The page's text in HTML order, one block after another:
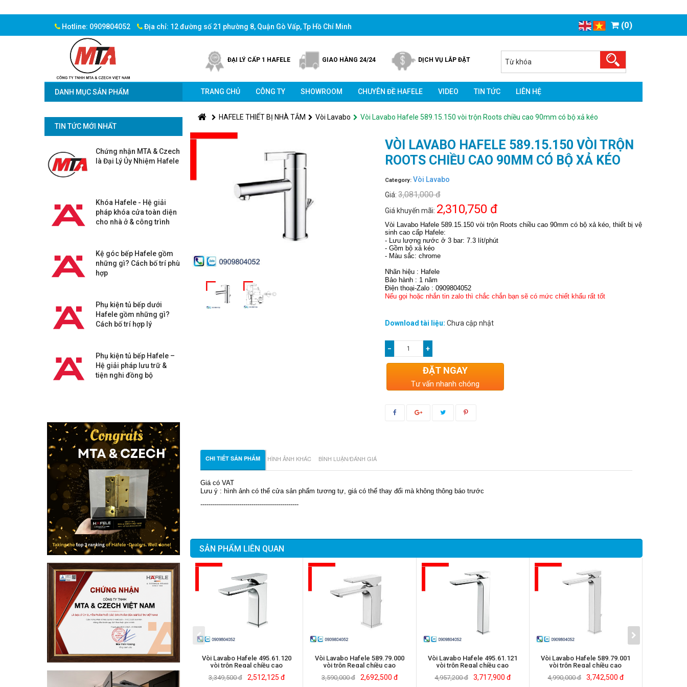
Hotline: 0909804052 Địa chỉ: 12 đường số 21 phường 8, Quận Gò Vấp, Tp Hồ Chí Minh (0)
ĐẠI LÝ CẤP 1 HAFELE GIAO HÀNG 24/24 DỊCH VỤ LẮP ĐẶT
TRANG CHỦ CÔNG TY SHOWROOM CHUYÊN ĐỀ HAFELE VIDEO TIN TỨC LIÊN HỆ
DANH MỤC SẢN PHẨM
TIN TỨC MỚI NHẤT
Chứng nhận MTA & Czech
là Đại Lý Ủy Nhiệm Hafele
Khóa Hafele - Hệ giải
pháp khóa cửa toàn diện
cho nhà ở & công trình
Kệ góc bếp Hafele gồm
những gì? Cách bố trí phù
hợp
Phụ kiện tủ bếp dưới
Hafele gồm những gì?
Cách bố trí hợp lý
Phụ kiện tủ bếp Hafele –
Hệ giải pháp lưu trữ &
tiện nghi đồng bộ
HAFELE THIẾT BỊ NHÀ TẮM Vòi Lavabo Vòi Lavabo Hafele 589.15.150 vòi trộn Roots chiều cao 90mm có bộ xả kéo
VÒI LAVABO HAFELE 589.15.150 VÒI TRỘN
ROOTS CHIỀU CAO 90MM CÓ BỘ XẢ KÉO
Category: Vòi Lavabo
Giá:3,081,000 đ
Giá khuyến mãi: 2,310,750 đ
Vòi Lavabo Hafele 589.15.150 vòi trộn Roots chiều cao 90mm có bộ xả kéo, thiết bị vệ
sinh cao cấp Hafele:
- Lưu lượng nước ở 3 bar: 7.3 lít/phút
- Gồm bộ xả kéo
- Màu sắc: chrome
Nhãn hiệu : Hafele
Bảo hành : 1 năm
Điện thoại-Zalo : 0909804052
Nếu gọi hoặc nhắn tin zalo thì chắc chắn bạn sẽ có mức chiết khấu rất tốt
Download tài liệu: Chưa cập nhật
− +
ĐẶT NGAY
Tư vấn nhanh chóng
CHI TIẾT SẢN PHẨM HÌNH ẢNH KHÁC BÌNH LUẬN/ĐÁNH GIÁ
Giá có VAT
Lưu ý : hình ảnh có thể cửa sản phẩm tương tự, giá có thể thay đổi mà không thông báo trước
------------------------------------------------
SẢN PHẨM LIÊN QUAN
Vòi Lavabo Hafele 495.61.120
vòi trộn Regal chiều cao
110mm
3,349,500 đ 2,512,125 đ
Vòi Lavabo Hafele 589.79.000
vòi trộn Regal chiều cao
110mm có bộ xả kéo
3,590,000 đ 2,692,500 đ
Vòi Lavabo Hafele 495.61.121
vòi trộn Regal chiều cao
250mm
4,957,200 đ 3,717,900 đ
Vòi Lavabo Hafele 589.79.001
vòi trộn Regal chiều cao
250mm có bộ xả kéo
4,990,000 đ 3,742,500 đ